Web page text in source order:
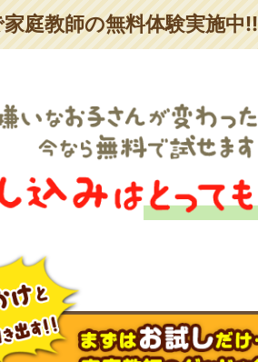
庭教師の無料体験実施中!!